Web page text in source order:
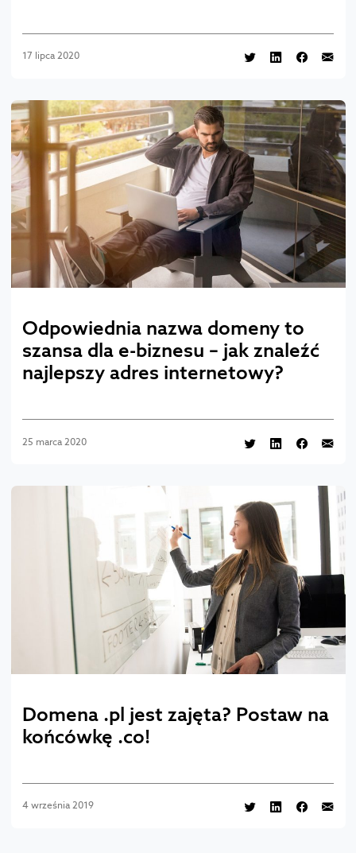
17 lipca 2020
Odpowiednia nazwa domeny to
szansa dla e-biznesu – jak znaleźć
najlepszy adres internetowy?
25 marca 2020
Domena .pl jest zajęta? Postaw na
końcówkę .co!
4 września 2019